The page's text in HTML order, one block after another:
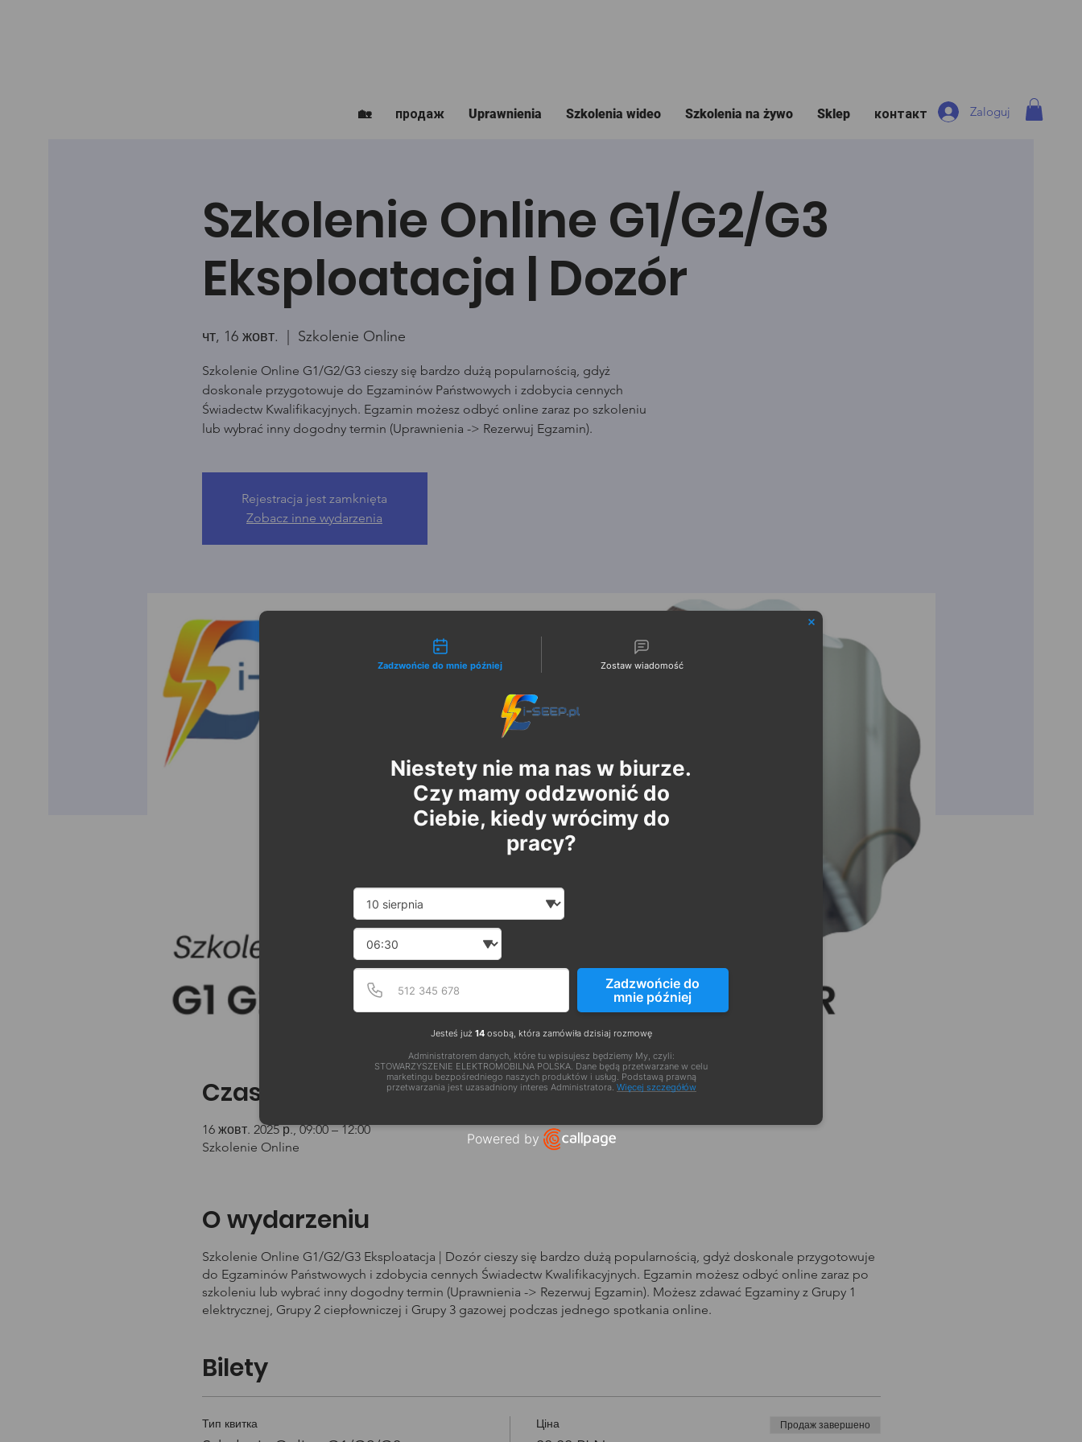
🏡 продаж Uprawnienia Szkolenia wideo Szkolenia na żywo Sklep контакт Zaloguj
Szkolenie Online G1/G2/G3
Eksploatacja | Dozór
чт, 16 жовт.
  |
Szkolenie Online
Szkolenie Online G1/G2/G3 cieszy się bardzo dużą popularnością, gdyż
doskonale przygotowuje do Egzaminów Państwowych i zdobycia cennych
Świadectw Kwalifikacyjnych. Egzamin możesz odbyć online zaraz po szkoleniu
lub wybrać inny dogodny termin (Uprawnienia -> Rezerwuj Egzamin).
Rejestracja jest zamknięta
Zobacz inne wydarzenia
Czas i lokalizacja
16 жовт. 2025 р., 09:00 – 12:00
Szkolenie Online
O wydarzeniu
Szkolenie Online G1/G2/G3 Eksploatacja | Dozór cieszy się bardzo dużą popularnością, gdyż doskonale przygotowuje
do Egzaminów Państwowych i zdobycia cennych Świadectw Kwalifikacyjnych. Egzamin możesz odbyć online zaraz po
szkoleniu lub wybrać inny dogodny termin (Uprawnienia -> Rezerwuj Egzamin). Możesz zdawać Egzaminy z Grupy 1
elektrycznej, Grupy 2 ciepłowniczej i Grupy 3 gazowej podczas jednego spotkania online.
Bilety
Тип квитка Ціна Продаж завершено
Możliwości kontaktu
Zadzwońcie do mnie później Zostaw wiadomość
Niestety nie ma nas w biurze.
Czy mamy oddzwonić do
Ciebie, kiedy wrócimy do
pracy?
Date and time slection for scheduled call
Wybierz datę
Wybierz godzinę
Numer telefonu
Podaj poprawny numer telefonu w formacie E164
Zadzwońcie do
mnie później
Jesteś już 14osobą, która zamówiła dzisiaj rozmowę
Administratorem danych, które tu wpisujesz będziemy My, czyli:
STOWARZYSZENIE ELEKTROMOBILNA POLSKA. Dane będą przetwarzane w celu
marketingu bezpośredniego naszych produktów i usług. Podstawą prawną
przetwarzania jest uzasadniony interes Administratora. Więcej szczegółów
Powered by